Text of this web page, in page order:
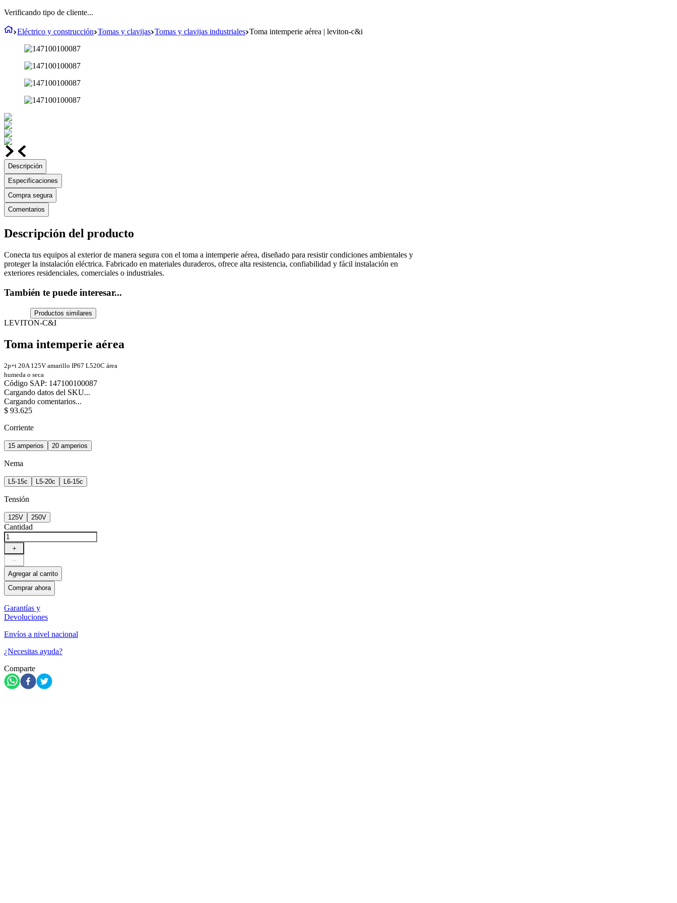
Verificando tipo de cliente...
Eléctrico y construcción Tomas y clavijas Tomas y clavijas industriales Toma intemperie aérea | leviton-c&i
Descripción
Especificaciones
Compra segura
Comentarios
Descripción del producto
Conecta tus equipos al exterior de manera segura con el toma a intemperie aérea, diseñado para resistir condiciones ambientales y
proteger la instalación eléctrica. Fabricado en materiales duraderos, ofrece alta resistencia, confiabilidad y fácil instalación en
exteriores residenciales, comerciales o industriales.
También te puede interesar...
Productos similares
LEVITON-C&I
Toma intemperie aérea
2p+t 20A 125V amarillo IP67 L520C área
humeda o seca
Código SAP: 147100100087
Cargando datos del SKU...
Cargando comentarios...
$ 93.625
Corriente
15 amperios 20 amperios
Nema
L5-15c L5-20c L6-15c
Tensión
125V 250V
Cantidad
＋
－
Agregar al carrito
Comprar ahora
Garantías y
Devoluciones
Envíos a nivel nacional
¿Necesitas ayuda?
Comparte